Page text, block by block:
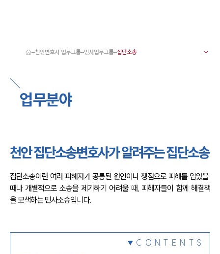
서울·대전·천안변호사
천안형사전문변호사
천안이혼전문변호사
천안학교폭력변호사
천안변호사 주요 업무사례
천안 분사무소 오시는 길
채용정보
천안변호사 업무그룹 민사업무그룹
업무분야
천안 집단소송변호사가 알려주는 집단소송
집단소송이란 여러 피해자가 공통된 원인이나 쟁점으로 피해를 입었을
때나 개별적으로 소송을 제기하기 어려울 때, 피해자들이 함께 해결책
을 모색하는 민사소송입니다.
CONTENTS